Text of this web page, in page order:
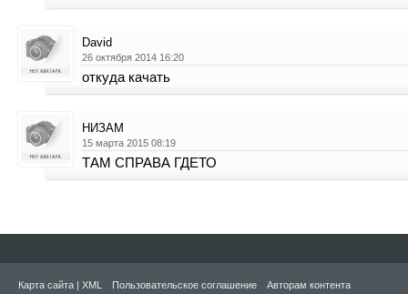
David
26 октября 2014 16:20
откуда качать
НИЗАМ
15 марта 2015 08:19
ТАМ СПРАВА ГДЕТО
Карта сайта | XML Пользовательское соглашение
Авторам контента